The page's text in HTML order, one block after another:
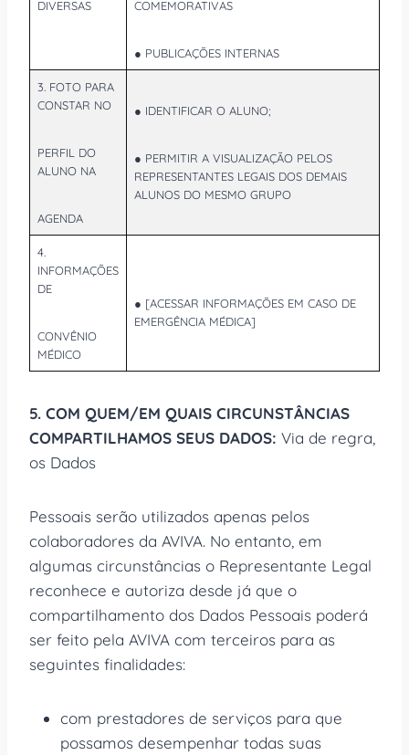
DIVERSAS COMEMORATIVAS
● PUBLICAÇÕES INTERNAS
3. FOTO PARA
CONSTAR NO
PERFIL DO
ALUNO NA
AGENDA
● IDENTIFICAR O ALUNO;
● PERMITIR A VISUALIZAÇÃO PELOS
REPRESENTANTES LEGAIS DOS DEMAIS
ALUNOS DO MESMO GRUPO
4.
INFORMAÇÕES
DE
CONVÊNIO
MÉDICO
● [ACESSAR INFORMAÇÕES EM CASO DE
EMERGÊNCIA MÉDICA]
5. COM QUEM/EM QUAIS CIRCUNSTÂNCIAS
COMPARTILHAMOS SEUS DADOS: Via de regra,
os Dados
Pessoais serão utilizados apenas pelos
colaboradores da AVIVA. No entanto, em
algumas circunstâncias o Representante Legal
reconhece e autoriza desde já que o
compartilhamento dos Dados Pessoais poderá
ser feito pela AVIVA com terceiros para as
seguintes finalidades:
com prestadores de serviços para que
possamos desempenhar todas suas